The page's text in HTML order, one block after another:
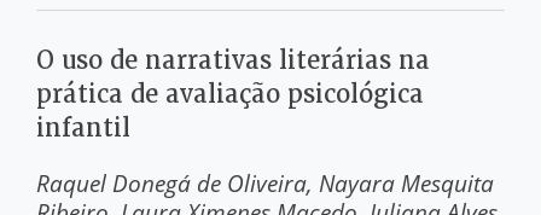
O uso de narrativas literárias na
prática de avaliação psicológica
infantil
Raquel Donegá de Oliveira Nayara Mesquita